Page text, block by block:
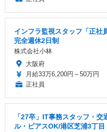
インフラ監視スタッフ「正社
完全週休2日制
株式会社小林
大阪府
月給33万6,200円～50万円
正社員
「27卒」IT事務スタッフ・
ル・ピアスOK/港区芝浦3丁目